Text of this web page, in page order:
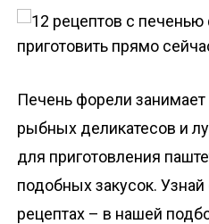
Печень форели
рыбных деликатесов и
для приготовления
подобных закусок.
рецептах – в нашей